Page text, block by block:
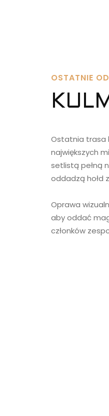
OSTATNIE
Ostatnia trasa
największych
setlistą pełną
oddadzą hołd
Oprawa
aby oddać
członków